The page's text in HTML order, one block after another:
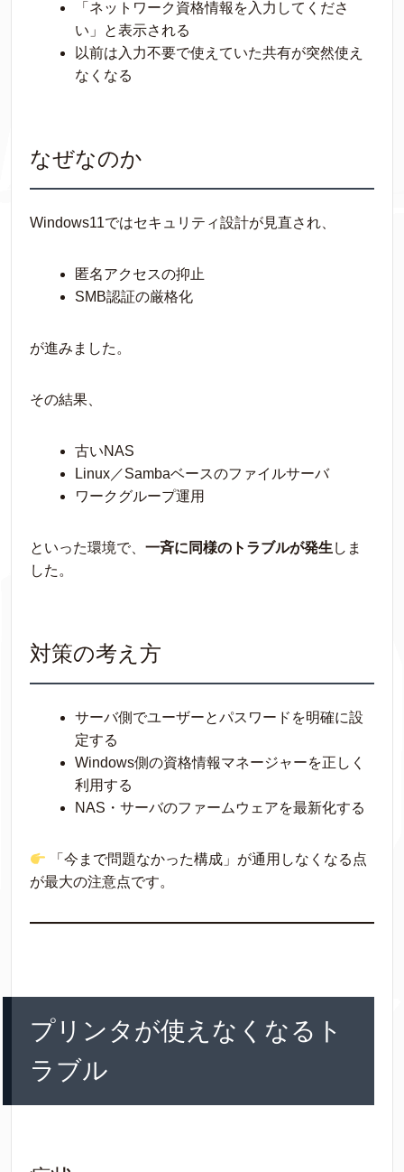
「ネットワーク資格情報を入力してくださ
い」と表示される
以前は入力不要で使えていた共有が突然使え
なくなる
なぜなのか
Windows11ではセキュリティ設計が見直され、
匿名アクセスの抑止
SMB認証の厳格化
が進みました。
その結果、
古いNAS
Linux／Sambaベースのファイルサーバ
ワークグループ運用
といった環境で、 一斉に同様のトラブルが発生 しま
した。
対策の考え方
サーバ側でユーザーとパスワードを明確に設
定する
Windows側の資格情報マネージャーを正しく
利用する
NAS・サーバのファームウェアを最新化する
「今まで問題なかった構成」が通用しなくなる点
が最大の注意点です。
プリンタが使えなくなるト
ラブル